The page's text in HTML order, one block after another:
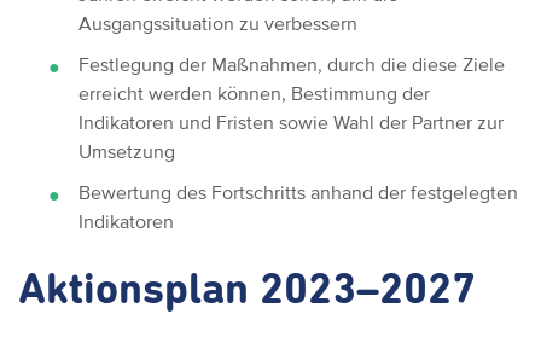
Ausgangssituation zu verbessern
Festlegung der Maßnahmen, durch die diese Ziele
erreicht werden können, Bestimmung der
Indikatoren und Fristen sowie Wahl der Partner zur
Umsetzung
Bewertung des Fortschritts anhand der festgelegten
Indikatoren
Aktionsplan 2023–2027